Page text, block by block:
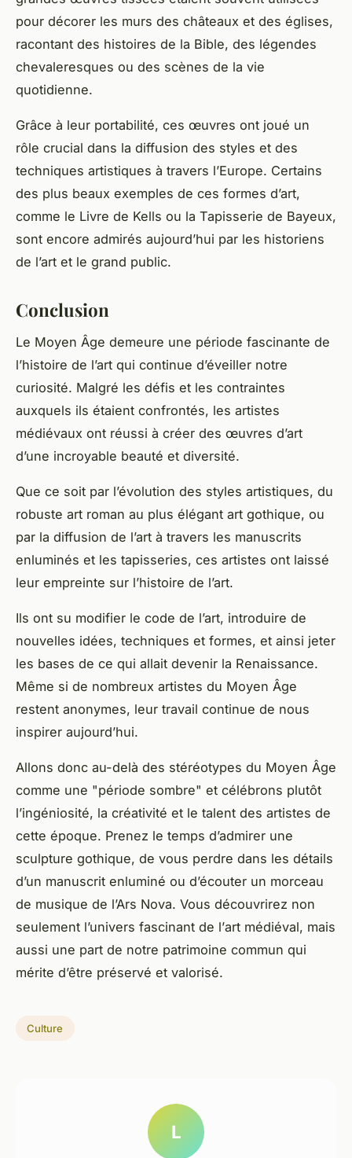
pour décorer les murs des châteaux et des églises,
racontant des histoires de la Bible, des légendes
chevaleresques ou des scènes de la vie
quotidienne.
Grâce à leur portabilité, ces œuvres ont joué un
rôle crucial dans la diffusion des styles et des
techniques artistiques à travers l’Europe. Certains
des plus beaux exemples de ces formes d’art,
comme le Livre de Kells ou la Tapisserie de Bayeux,
sont encore admirés aujourd’hui par les historiens
de l’art et le grand public.
Conclusion
Le Moyen Âge demeure une période fascinante de
l’histoire de l’art qui continue d’éveiller notre
curiosité. Malgré les défis et les contraintes
auxquels ils étaient confrontés, les artistes
médiévaux ont réussi à créer des œuvres d’art
d’une incroyable beauté et diversité.
Que ce soit par l’évolution des styles artistiques, du
robuste art roman au plus élégant art gothique, ou
par la diffusion de l’art à travers les manuscrits
enluminés et les tapisseries, ces artistes ont laissé
leur empreinte sur l’histoire de l’art.
Ils ont su modifier le code de l’art, introduire de
nouvelles idées, techniques et formes, et ainsi jeter
les bases de ce qui allait devenir la Renaissance.
Même si de nombreux artistes du Moyen Âge
restent anonymes, leur travail continue de nous
inspirer aujourd’hui.
Allons donc au-delà des stéréotypes du Moyen Âge
comme une "période sombre" et célébrons plutôt
l’ingéniosité, la créativité et le talent des artistes de
cette époque. Prenez le temps d’admirer une
sculpture gothique, de vous perdre dans les détails
d’un manuscrit enluminé ou d’écouter un morceau
de musique de l’Ars Nova. Vous découvrirez non
seulement l’univers fascinant de l’art médiéval, mais
aussi une part de notre patrimoine commun qui
mérite d’être préservé et valorisé.
Culture
L